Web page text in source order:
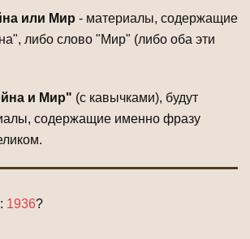
или Мир - материалы, содержащие
либо слово "Мир" (либо оба эти
и Мир" (с кавычками), будут
содержащие именно фразу
1936?